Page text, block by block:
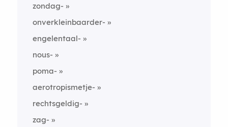
zondag-
onverkleinbaarder-
engelentaal-
nous-
poma-
aerotropismetje-
rechtsgeldig-
zag-